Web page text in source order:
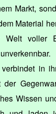
Markt,
Material
Welt voller
in
Wissen